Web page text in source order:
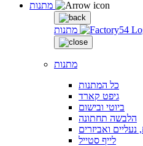
מתנות
מתנות
כל המתנות
גיפט קארד
ביוטי ובישום
הלבשה תחתונה
נעליים ואביזרים
לייף סטייל